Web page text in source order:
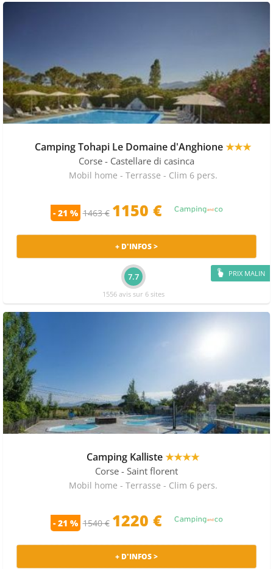
Camping Tohapi Le Domaine d'Anghione★★★
Corse - Castellare di casinca
Mobil home - Terrasse - Clim 6 pers.
- 21 % 1463 € 1150 €
PRIX MALIN
+ D'INFOS >
7.7
1556 avis sur 6 sites
Camping Kalliste★★★★
Corse - Saint florent
Mobil home - Terrasse - Clim 6 pers.
- 21 % 1540 € 1220 €
+ D'INFOS >